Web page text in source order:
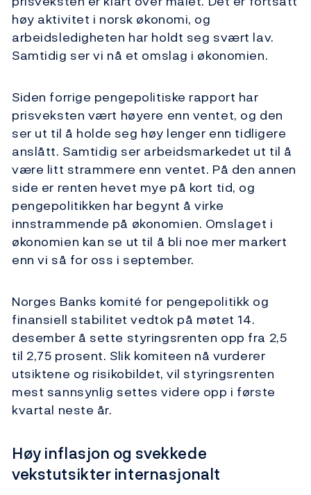
høy aktivitet i norsk økonomi, og
arbeidsledigheten har holdt seg svært lav.
Samtidig ser vi nå et omslag i økonomien.
Siden forrige pengepolitiske rapport har
prisveksten vært høyere enn ventet, og den
ser ut til å holde seg høy lenger enn tidligere
anslått. Samtidig ser arbeidsmarkedet ut til å
være litt strammere enn ventet. På den annen
side er renten hevet mye på kort tid, og
pengepolitikken har begynt å virke
innstrammende på økonomien. Omslaget i
økonomien kan se ut til å bli noe mer markert
enn vi så for oss i september.
Norges Banks komité for pengepolitikk og
finansiell stabilitet vedtok på møtet 14.
desember å sette styringsrenten opp fra 2,5
til 2,75 prosent. Slik komiteen nå vurderer
utsiktene og risikobildet, vil styringsrenten
mest sannsynlig settes videre opp i første
kvartal neste år.
Høy inflasjon og svekkede
vekstutsikter internasjonalt